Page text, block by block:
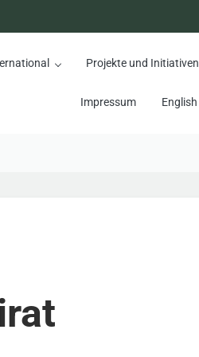
Projekte und Initiativen
Impressum English